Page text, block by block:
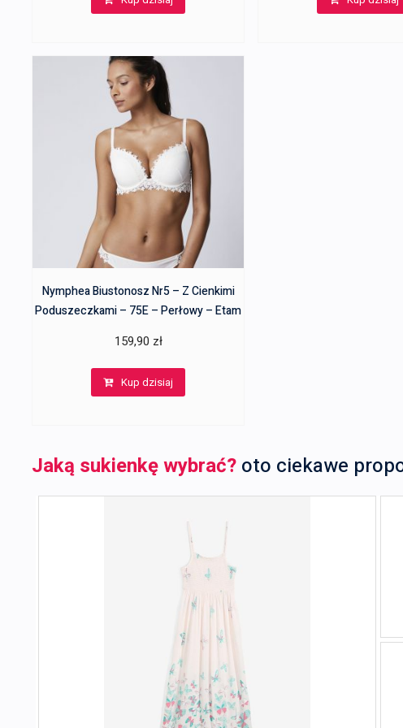
Nymphea Biustonosz Nr5 – Z Cienkimi
Poduszeczkami – 75E – Perłowy – Etam
159,90 zł
Kup dzisiaj
Jaką sukienkę wybrać? oto ciekawe